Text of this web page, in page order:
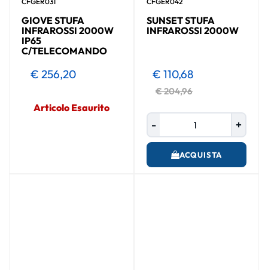
GIOVE STUFA
INFRAROSSI 2000W
IP65
C/TELECOMANDO
€ 256,20
Articolo Esaurito
SUNSET STUFA
INFRAROSSI 2000W
€ 204,96
€ 110,68
ACQUISTA